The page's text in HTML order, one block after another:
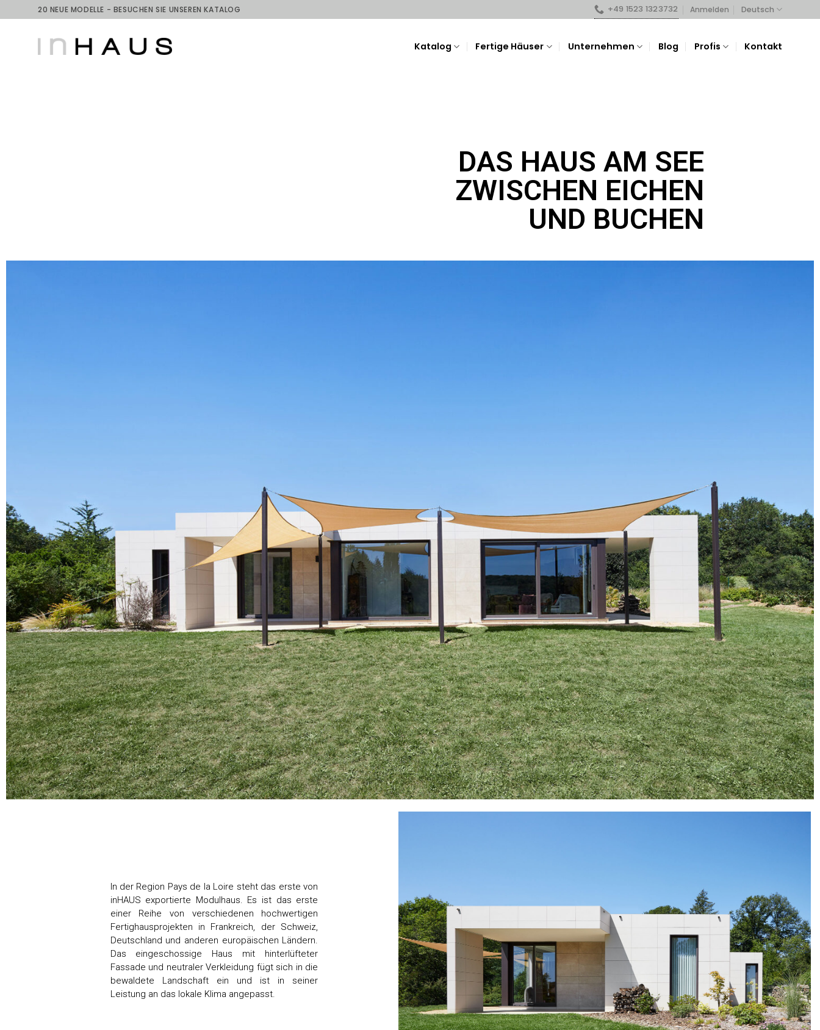
20 NEUE MODELLE - BESUCHEN SIE UNSEREN KATALOG +49 1523 1323732 Anmelden Deutsch
Katalog Fertige Häuser Unternehmen Blog Profis Kontakt
DAS HAUS AM SEE
ZWISCHEN EICHEN
UND BUCHEN
In der Region Pays de la Loire steht das erste von
inHAUS exportierte Modulhaus. Es ist das erste
einer Reihe von verschiedenen hochwertigen
Fertighausprojekten in Frankreich, der Schweiz,
Deutschland und anderen europäischen Ländern.
Das eingeschossige Haus mit hinterlüfteter
Fassade und neutraler Verkleidung fügt sich in die
bewaldete Landschaft ein und ist in seiner
Leistung an das lokale Klima angepasst.